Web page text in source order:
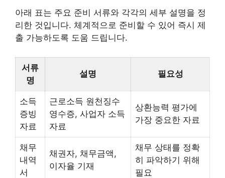
아래 표는 주요 준비 서류와 각각의 세부 설명을 정
리한 것입니다. 체계적으로 준비할 수 있어 즉시 제
출 가능하도록 도움 드립니다.
서류
명
설명 필요성
소득
증빙
자료
근로소득 원천징수
영수증, 사업자 소득
자료
상환능력 평가에
가장 중요한 자료
채무
내역
서
채권자, 채무금액,
이자율 기재
채무 상태를 정확
히 파악하기 위해
필요